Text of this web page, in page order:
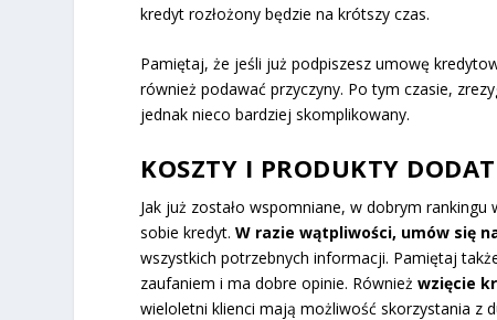
kredyt rozłożony będzie na krótszy czas.
Pamiętaj, że jeśli już podpiszesz umowę
również podawać przyczyny. Po tym czasie,
jednak nieco bardziej skomplikowany.
KOSZTY I PRODUKTY
Jak już zostało wspomniane, w dobrym
sobie kredyt.W razie wątpliwości, umów się
wszystkich potrzebnych informacji. Pamiętaj
zaufaniem i ma dobre opinie. Równieżwzięcie
wieloletni klienci mają możliwość skorzystania z